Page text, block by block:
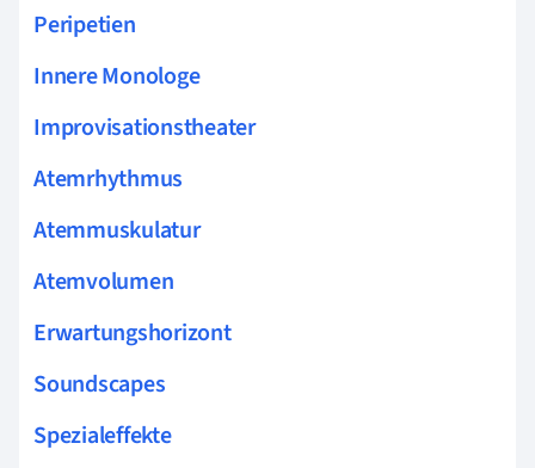
Peripetien
Innere Monologe
Improvisationstheater
Atemrhythmus
Atemmuskulatur
Atemvolumen
Erwartungshorizont
Soundscapes
Spezialeffekte